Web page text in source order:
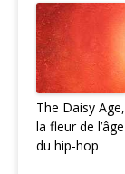
The Daisy Age,
la fleur de l’âge
du hip-hop